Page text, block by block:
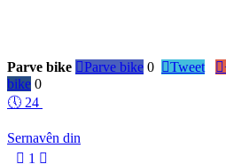
Parve bike Parve bike 0 Tweet 
bike 0
🕔 24
Sernavên din
 1 